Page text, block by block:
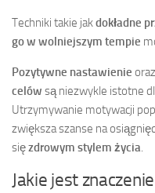
Techniki takie jakdokładne
go w wolniejszym tempie
Pozytywne nastawienie
celów są niezwykle istotne
Utrzymywanie motywacji
zwiększa szanse na
sięzdrowym stylem życia
Jakie jest